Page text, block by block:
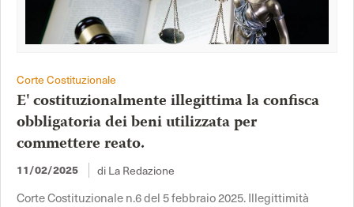
Corte Costituzionale
E' costituzionalmente illegittima la confisca
obbligatoria dei beni utilizzata per
commettere reato.
11/02/2025 di La Redazione
Corte Costituzionale n.6 del 5 febbraio 2025. Illegittimità